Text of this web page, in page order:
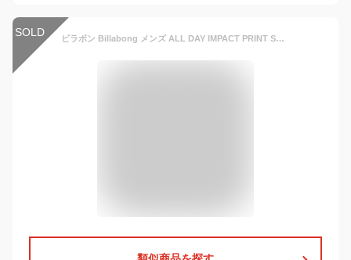
SOLD ビラボン Billabong メンズ ALL DAY IMPACT PRINT SANDALS ビーチサンダル bd011942